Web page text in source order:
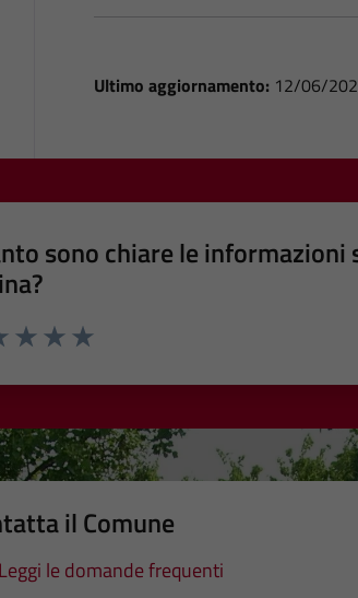
Ultimo aggiornamento: 12/06/
sono chiare le informazioni
il Comune
le domande frequenti